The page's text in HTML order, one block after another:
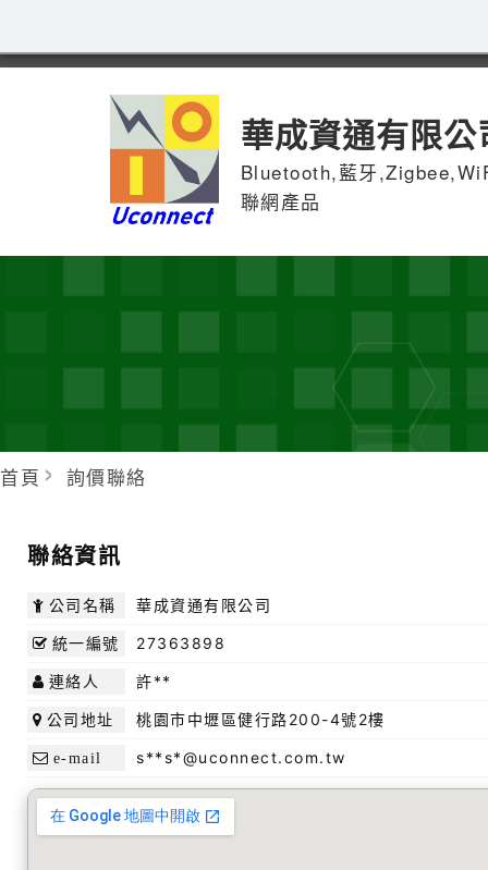
華成資通有限公
Bluetooth,藍牙
聯網產品
首頁 詢價聯絡
聯絡資訊
公司名稱 華成資通有限公司
統一編號 27363898
連絡人 許**
公司地址 桃園市中壢區健行路200-4號2樓
e-mail s**s*@uconnect.com.tw